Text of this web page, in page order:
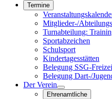
Termine
Mitglieder-/
Turnabteilung:
Sportabzeichen
Schulsport
Kindertagesstätten
Belegung SSG-
Belegung Dart-/
Der Verein
Ehrenamtliche